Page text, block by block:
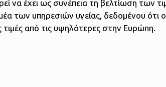
να έχει ως συνέπεια τη βελτίωση των
των υπηρεσιών υγείας, δεδομένου ότι
τιμές από τις υψηλότερες στην Ευρώπη.